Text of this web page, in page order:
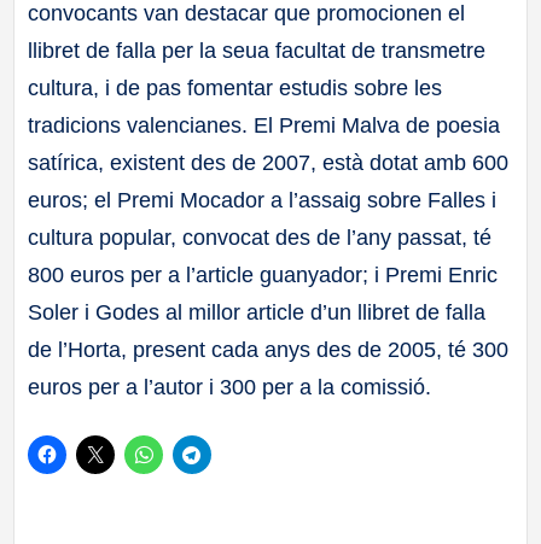
convocants van destacar que promocionen el
llibret de falla per la seua facultat de transmetre
cultura, i de pas fomentar estudis sobre les
tradicions valencianes. El Premi Malva de poesia
satírica, existent des de 2007, està dotat amb 600
euros; el Premi Mocador a l’assaig sobre Falles i
cultura popular, convocat des de l’any passat, té
800 euros per a l’article guanyador; i Premi Enric
Soler i Godes al millor article d’un llibret de falla
de l’Horta, present cada anys des de 2005, té 300
euros per a l’autor i 300 per a la comissió.